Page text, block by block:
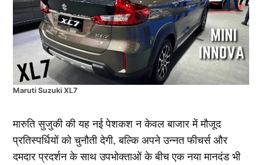
Maruti Suzuki XL7
मारुति सुजुकी की यह नई पेशकश न केवल बाजार में मौजूद
प्रतिस्पर्धियों को चुनौती देगी, बल्कि अपने उन्नत फीचर्स और
दमदार प्रदर्शन के साथ उपभोक्ताओं के बीच एक नया मानदंड भी